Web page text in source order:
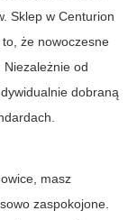
Sklep w Centurion
że nowoczesne
od
dobraną
masz
zaspokojone.